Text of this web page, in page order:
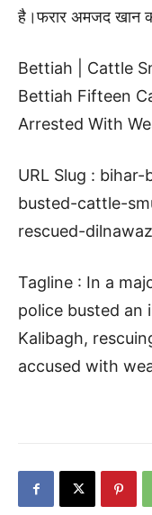
है।फरार अमजद खान की
Bettiah | Cattle
Bettiah Fifteen
Arrested With
URL Slug :
busted-cattle-
rescued-
Tagline : In a
police busted an
Kalibagh,
accused with